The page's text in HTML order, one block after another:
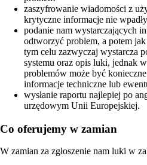
zaszyfrowanie wiadomości z
krytyczne informacje nie
podanie nam wystarczających
odtworzyć problem, a potem
tym celu zazwyczaj wystarcza
systemu oraz opis luki, jednak
problemów może być
informacje techniczne lub
wysłanie raportu najlepiej po
urzędowym Unii Europejskiej.
Co oferujemy w zamian
W zamian za zgłoszenie nam luki w